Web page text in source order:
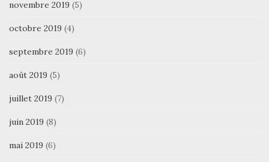
novembre 2019 (5)
octobre 2019 (4)
septembre 2019 (6)
août 2019 (5)
juillet 2019 (7)
juin 2019 (8)
mai 2019 (6)